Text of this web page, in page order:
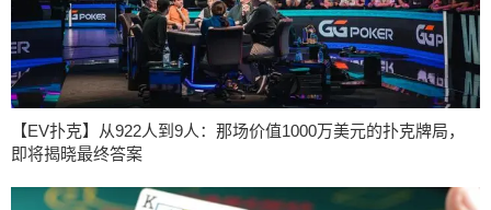
【EV扑克】从922人到9人：那场价值1000万美元的扑克牌局，
即将揭晓最终答案